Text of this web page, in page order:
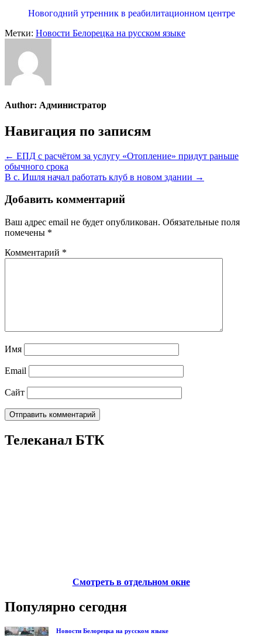
Новогодний утренник в реабилитационном центре
Метки: Новости Белорецка на русском языке
Author: Администратор
Навигация по записям
← ЕПД с расчётом за услугу «Отопление» придут раньше
обычного срока
В с. Ишля начал работать клуб в новом здании →
Добавить комментарий
Ваш адрес email не будет опубликован. Обязательные поля
помечены *
Комментарий *
Имя
Email
Сайт
Телеканал БТК
Смотреть в отдельном окне
Популярно сегодня
Новости Белорецка на русском языке